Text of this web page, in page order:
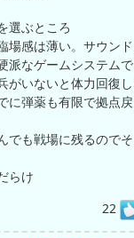
選ぶところ
場感は薄い。サウン
派なゲームシステム
がいないと体力回復
に弾薬も有限で拠点
でも戦場に残るので
らけ
22